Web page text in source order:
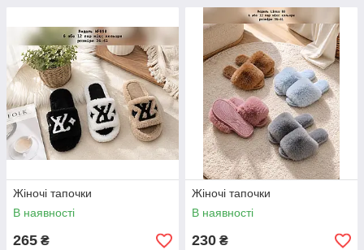
Жіночі тапочки
В наявності
265 ₴
Жіночі тапочки
В наявності
230 ₴